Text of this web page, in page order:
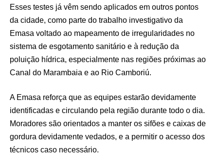
Esses testes já vêm sendo aplicados em outros pontos
da cidade, como parte do trabalho investigativo da
Emasa voltado ao mapeamento de irregularidades no
sistema de esgotamento sanitário e à redução da
poluição hídrica, especialmente nas regiões próximas ao
Canal do Marambaia e ao Rio Camboriú.
A Emasa reforça que as equipes estarão devidamente
identificadas e circulando pela região durante todo o dia.
Moradores são orientados a manter os sifões e caixas de
gordura devidamente vedados, e a permitir o acesso dos
técnicos caso necessário.